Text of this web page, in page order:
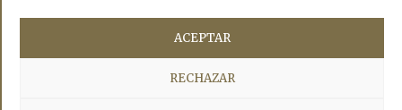
ACEPTAR
RECHAZAR
La Oficina de Acogida al Peregrino cierra los días 25 de
diciembre, Navidad, y el 1 de enero, Día de Año Nuevo.